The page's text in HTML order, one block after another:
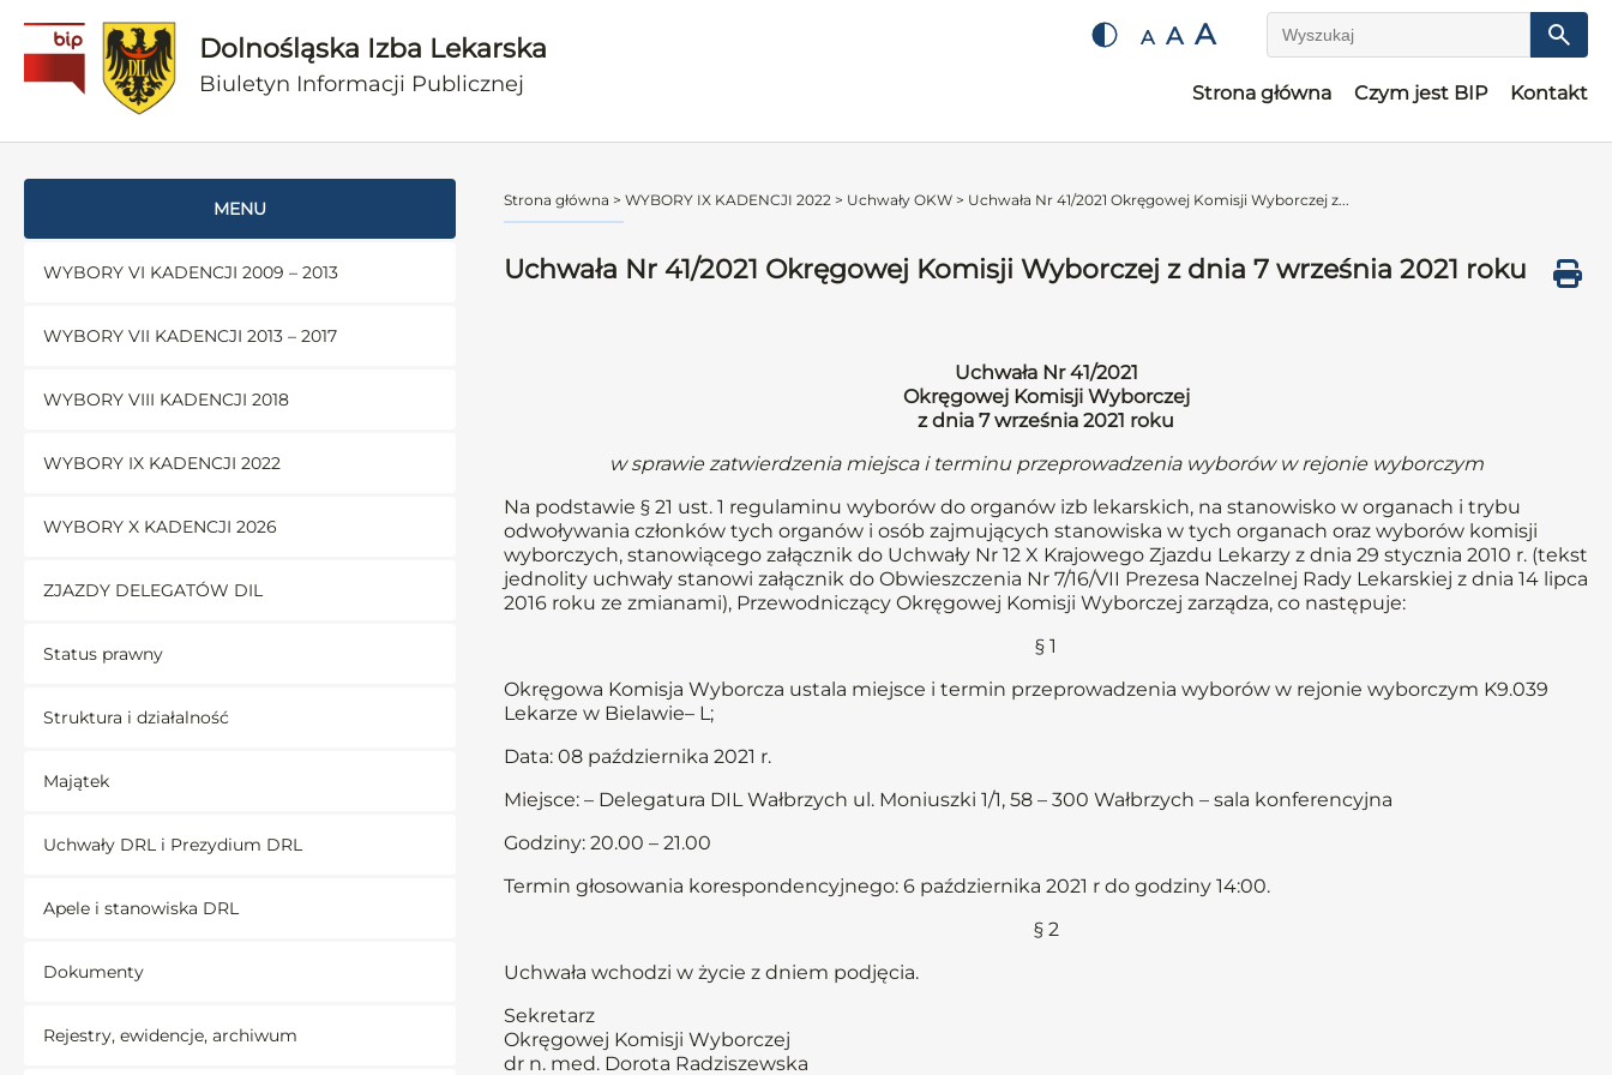
Dolnośląska Izba Lekarska
Biuletyn Informacji Publicznej
A A A Wyszukaj
Strona główna Czym jest BIP Kontakt
MENU
WYBORY VI KADENCJI 2009 – 2013
WYBORY VII KADENCJI 2013 – 2017
WYBORY VIII KADENCJI 2018
WYBORY IX KADENCJI 2022
WYBORY X KADENCJI 2026
ZJAZDY DELEGATÓW DIL
Status prawny
Struktura i działalność
Majątek
Uchwały DRL i Prezydium DRL
Apele i stanowiska DRL
Dokumenty
Rejestry, ewidencje, archiwum
Strona główna > WYBORY IX KADENCJI 2022 > Uchwały OKW > Uchwała Nr 41/2021 Okręgowej Komisji Wyborczej z...
Uchwała Nr 41/2021 Okręgowej Komisji Wyborczej z dnia 7 września 2021 roku
Uchwała Nr 41/2021
Okręgowej Komisji Wyborczej
z dnia 7 września 2021 roku
w sprawie zatwierdzenia miejsca i terminu przeprowadzenia wyborów w rejonie wyborczym
Na podstawie § 21 ust. 1 regulaminu wyborów do organów izb lekarskich, na stanowisko w organach i trybu
odwoływania członków tych organów i osób zajmujących stanowiska w tych organach oraz wyborów komisji
wyborczych, stanowiącego załącznik do Uchwały Nr 12 X Krajowego Zjazdu Lekarzy z dnia 29 stycznia 2010 r. (tekst
jednolity uchwały stanowi załącznik do Obwieszczenia Nr 7/16/VII Prezesa Naczelnej Rady Lekarskiej z dnia 14 lipca
2016 roku ze zmianami), Przewodniczący Okręgowej Komisji Wyborczej zarządza, co następuje:
§ 1
Okręgowa Komisja Wyborcza ustala miejsce i termin przeprowadzenia wyborów w rejonie wyborczym K9.039
Lekarze w Bielawie– L;
Data: 08 października 2021 r.
Miejsce: – Delegatura DIL Wałbrzych ul. Moniuszki 1/1, 58 – 300 Wałbrzych – sala konferencyjna
Godziny: 20.00 – 21.00
Termin głosowania korespondencyjnego: 6 października 2021 r do godziny 14:00.
§ 2
Uchwała wchodzi w życie z dniem podjęcia.
Sekretarz
Okręgowej Komisji Wyborczej
dr n. med. Dorota Radziszewska